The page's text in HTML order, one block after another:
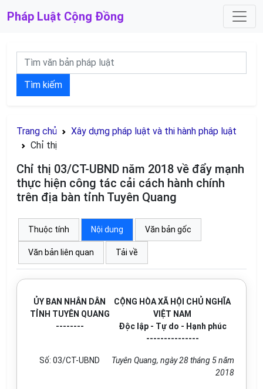
Pháp Luật Cộng Đồng
Tìm kiếm
Trang chủ
Xây dựng pháp luật và thi hành pháp luật
Chỉ thị
Chỉ thị 03/CT-UBND năm 2018 về đẩy mạnh
thực hiện công tác cải cách hành chính
trên địa bàn tỉnh Tuyên Quang
Thuộc tính Nội dung Văn bản gốc
Văn bản liên quan Tải về
ỦY BAN NHÂN DÂN
TỈNH TUYÊN QUANG
--------
CỘNG HÒA XÃ HỘI CHỦ NGHĨA
VIỆT NAM
Độc lập - Tự do - Hạnh phúc
---------------
Số: 03/CT-UBND
Tuyên Quang, ngày 28 tháng 5 năm
2018